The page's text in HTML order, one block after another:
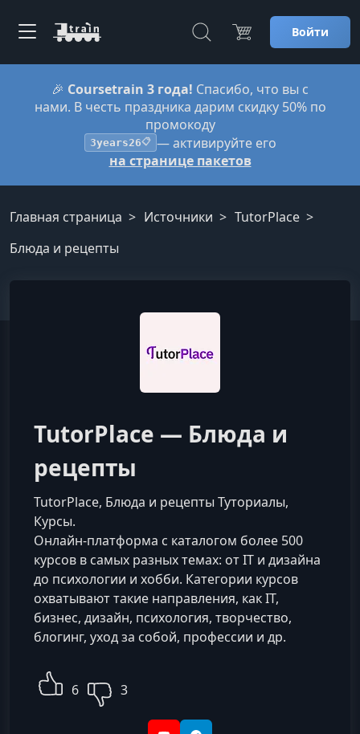
Войти
🎉 Coursetrain 3 года! Спасибо, что вы с
нами. В честь праздника дарим скидку 50% по
промокоду
3years26📋 — активируйте его
на странице пакетов
Главная страница Источники
TutorPlace
Блюда и рецепты
TutorPlace — Блюда и
рецепты
TutorPlace, Блюда и рецепты Туториалы,
Курсы.
Онлайн-платформа с каталогом более 500
курсов в самых разных темах: от IT и дизайна
до психологии и хобби. Категории курсов
охватывают такие направления, как IT,
бизнес, дизайн, психология, творчество,
блогинг, уход за собой, профессии и др.
6 3